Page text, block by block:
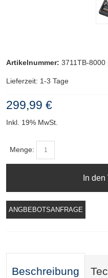
Artikelnummer: 3711TB-8000
Lieferzeit: 1-3 Tage
299,99 €
Inkl. 19% MwSt.
Menge:
In den
ANGBEBOTSANFRAGE
Beschreibung